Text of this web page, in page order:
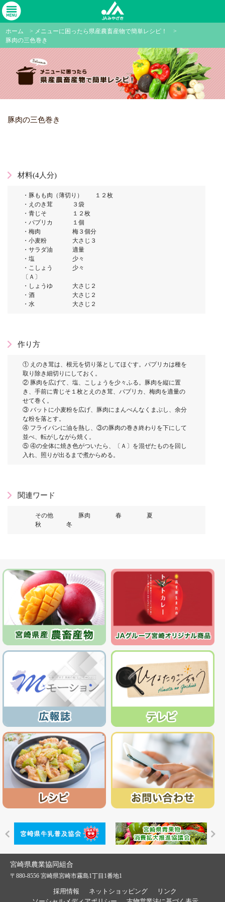
ホーム > メニューに困ったら県産農畜産物で簡単レシピ！
>
豚肉の三色巻き
豚肉の三色巻き
材料(4人分)
・豚もも肉（薄切り） １２枚
・えのき茸 ３袋
・青じそ １２枚
・パプリカ １個
・梅肉 梅３個分
・小麦粉 大さじ３
・サラダ油 適量
・塩 少々
・こしょう 少々
〔Ａ〕
・しょうゆ 大さじ２
・酒 大さじ２
・水 大さじ２
作り方
① えのき茸は、根元を切り落としてほぐす。パプリカは種を
取り除き細切りにしておく。
② 豚肉を広げて、塩、こしょうを少々ふる。豚肉を縦に置
き、手前に青じそ１枚とえのき茸、パプリカ、梅肉を適量の
せて巻く。
③ バットに小麦粉を広げ、豚肉にまんべんなくまぶし、余分
な粉を落とす。
④ フライパンに油を熱し、③の豚肉の巻き終わりを下にして
並べ、転がしながら焼く。
⑤ ④の全体に焼き色がついたら、〔Ａ〕を混ぜたものを回し
入れ、照りが出るまで煮からめる。
関連ワード
その他 豚肉 春
夏
秋
冬
宮崎県農業協同組合
〒880-8556 宮崎県宮崎市霧島1丁目1番地1
採用情報 ネットショッピング
リンク